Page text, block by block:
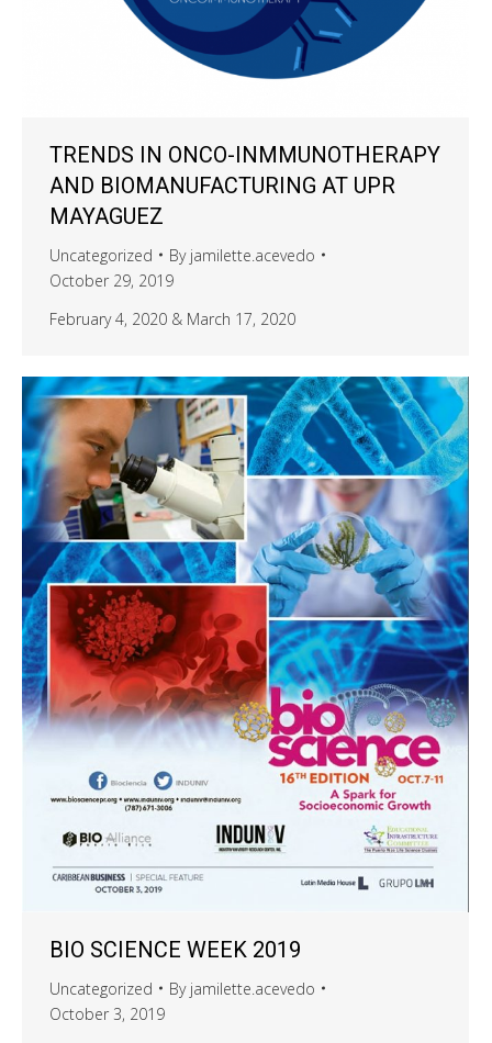
TRENDS IN ONCO-INMMUNOTHERAPY
AND BIOMANUFACTURING AT UPR
MAYAGUEZ
Uncategorized By jamilette.acevedo
October 29, 2019
February 4, 2020 & March 17, 2020
BIO SCIENCE WEEK 2019
Uncategorized By jamilette.acevedo
October 3, 2019